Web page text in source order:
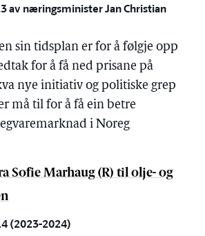
av næringsminister Jan Christian
sin tidsplan er for å følgje opp
for å få ned prisane på
nye initiativ og politiske grep
må til for å få ein betre
i Noreg
Sofie Marhaug (R) til olje- og
(2023-2024)